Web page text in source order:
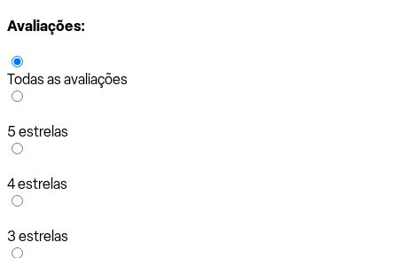
Avaliações:
Todas as avaliações
5 estrelas
4 estrelas
3 estrelas